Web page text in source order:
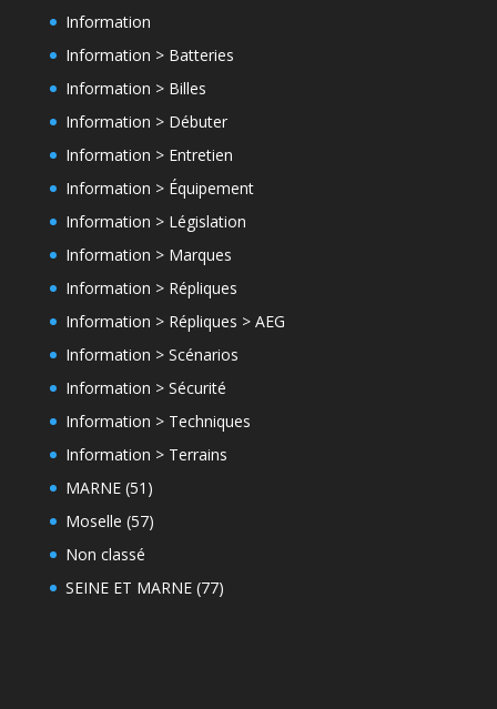
Information
Information > Batteries
Information > Billes
Information > Débuter
Information > Entretien
Information > Équipement
Information > Législation
Information > Marques
Information > Répliques
Information > Répliques > AEG
Information > Scénarios
Information > Sécurité
Information > Techniques
Information > Terrains
MARNE (51)
Moselle (57)
Non classé
SEINE ET MARNE (77)